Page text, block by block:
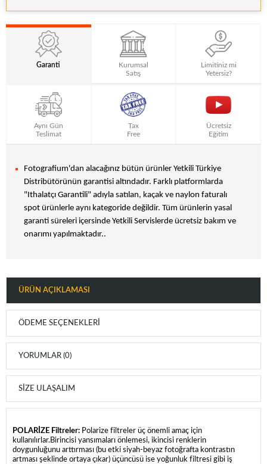
Garanti
Kurumsal
Satış
Limitiniz mi
Yetersiz?
Aynı Gün
Teslimat
Tax
Free
Ücretsiz
Eğitim
Fotografium'dan alacağınız bütün ürünler Yetkili Türkiye
Distribütörünün garantisi altındadır. Farklı platformlarda
"Ithalatçı Garantili" adıyla satılan, kaçak ve naylon faturalı
spot ürünlerle aynı kategoride değildir. Tüm ürünlerin yasal
garanti süreleri içersinde Yetkili Servislerde ücretsiz bakım ve
onarımı yapılmaktadır..
ÜRÜN AÇIKLAMASI
ÖDEME SEÇENEKLERI
YORUMLAR (0)
SIZE ULAŞALIM
POLARİZE Filtreler: Polarize filtreler üç önemli amaç için
kullanılırlar.Birincisi yansımaları önlemesi, ikincisi renklerin
doygunluğunu arttırması (bu etki siyah-beyaz fotoğrafta kontrastın
artması şeklinde ortaya çıkar) üçüncüsü ise yoğunluk filtresi gibi iş